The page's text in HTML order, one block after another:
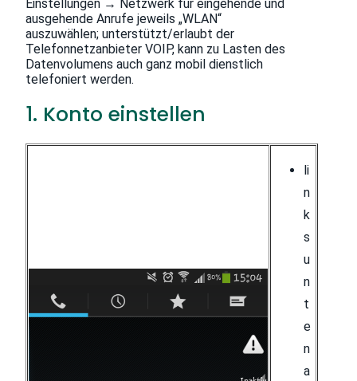
Einstellungen → Netzwerk für eingehende und
ausgehende Anrufe jeweils „WLAN“
auszuwählen; unterstützt/erlaubt der
Telefonnetzanbieter VOIP, kann zu Lasten des
Datenvolumens auch ganz mobil dienstlich
telefoniert werden.
1. Konto einstellen
li
n
k
s
u
n
t
e
n
a